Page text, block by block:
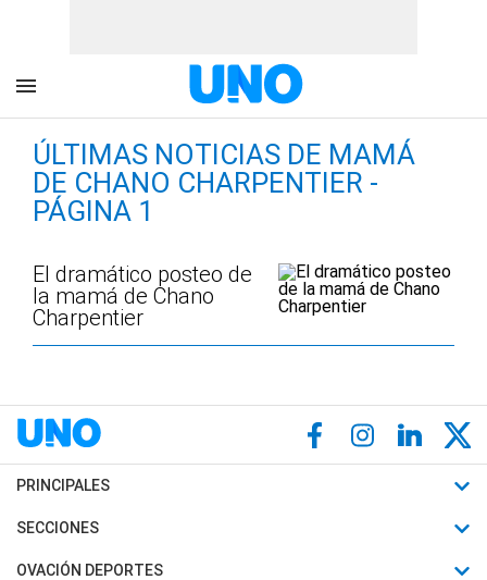
ÚLTIMAS NOTICIAS DE MAMÁ
DE CHANO CHARPENTIER -
PÁGINA 1
El dramático posteo de
la mamá de Chano
Charpentier
PRINCIPALES
Últimas Noticias
Política
SECCIONES
Horóscopo
OVACIÓN DEPORTES